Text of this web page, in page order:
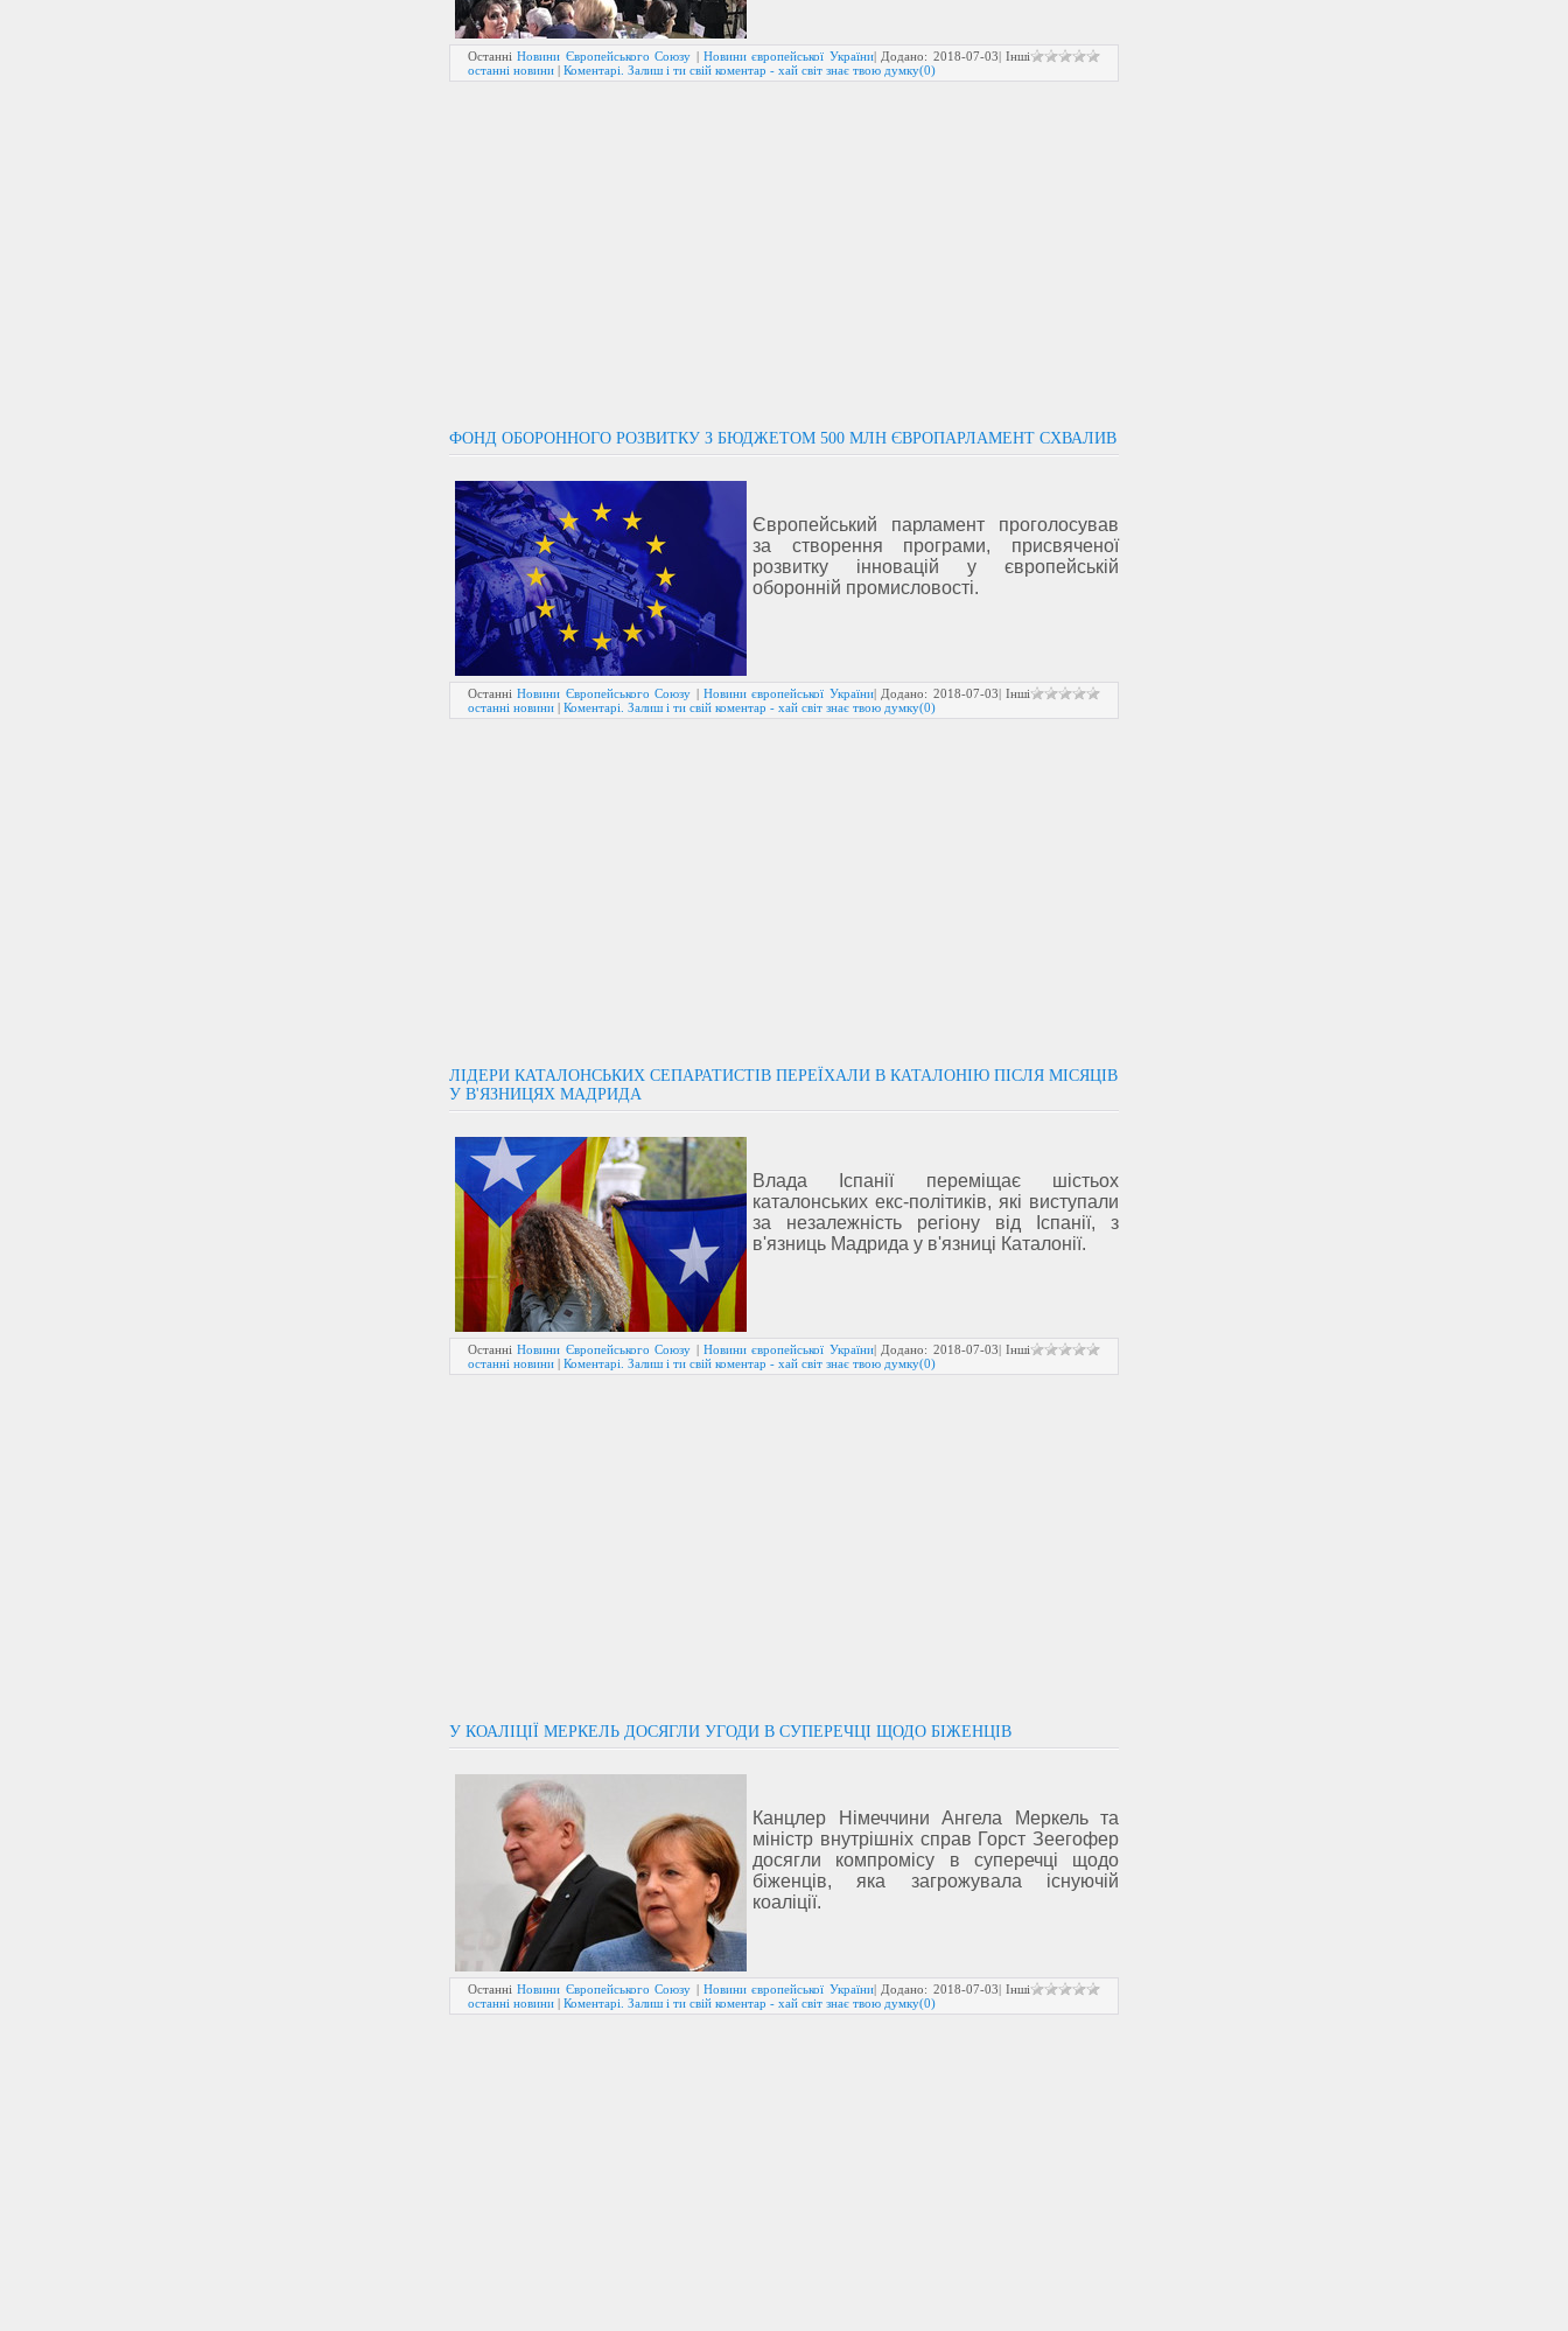
ОстанніНовини Європейського Союзу |Новини європейської України| Додано: 2018-07-03| Інші
останні новини | Коментарі. Залиш і ти свій коментар - хай світ знає твою думку(0)
ФОНД ОБОРОННОГО РОЗВИТКУ З БЮДЖЕТОМ 500 МЛН ЄВРОПАРЛАМЕНТ СХВАЛИВ
Європейський парламент проголосував
за створення програми, присвяченої
розвитку інновацій у європейській
оборонній промисловості.
ОстанніНовини Європейського Союзу |Новини європейської України| Додано: 2018-07-03| Інші
останні новини | Коментарі. Залиш і ти свій коментар - хай світ знає твою думку(0)
ЛІДЕРИ КАТАЛОНСЬКИХ СЕПАРАТИСТІВ ПЕРЕЇХАЛИ В КАТАЛОНІЮ ПІСЛЯ МІСЯЦІВ
У В'ЯЗНИЦЯХ МАДРИДА
Влада Іспанії переміщає шістьох
каталонських екс-політиків, які виступали
за незалежність регіону від Іспанії, з
в'язниць Мадрида у в'язниці Каталонії.
ОстанніНовини Європейського Союзу |Новини європейської України| Додано: 2018-07-03| Інші
останні новини | Коментарі. Залиш і ти свій коментар - хай світ знає твою думку(0)
У КОАЛІЦІЇ МЕРКЕЛЬ ДОСЯГЛИ УГОДИ В СУПЕРЕЧЦІ ЩОДО БІЖЕНЦІВ
Канцлер Німеччини Ангела Меркель та
міністр внутрішніх справ Горст Зеегофер
досягли компромісу в суперечці щодо
біженців, яка загрожувала існуючій
коаліції.
ОстанніНовини Європейського Союзу |Новини європейської України| Додано: 2018-07-03| Інші
останні новини | Коментарі. Залиш і ти свій коментар - хай світ знає твою думку(0)